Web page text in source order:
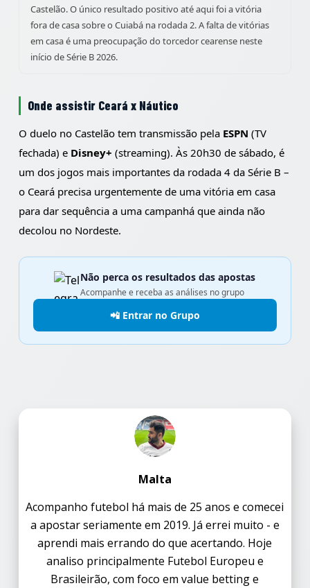
Castelão. O único resultado positivo até aqui foi a vitória
fora de casa sobre o Cuiabá na rodada 2. A falta de vitórias
em casa é uma preocupação do torcedor cearense neste
início de Série B 2026.
Onde assistir Ceará x Náutico
O duelo no Castelão tem transmissão pela ESPN (TV
fechada) e Disney+ (streaming). Às 20h30 de sábado, é
um dos jogos mais importantes da rodada 4 da Série B –
o Ceará precisa urgentemente de uma vitória em casa
para dar sequência a uma campanhá que ainda não
decolou no Nordeste.
Não perca os resultados das apostas
Acompanhe e receba as análises no grupo
📲 Entrar no Grupo
Malta
Acompanho futebol há mais de 25 anos e comecei
a apostar seriamente em 2019. Já errei muito - e
aprendi mais errando do que acertando. Hoje
analiso principalmente Futebol Europeu e
Brasileirão, com foco em value betting e